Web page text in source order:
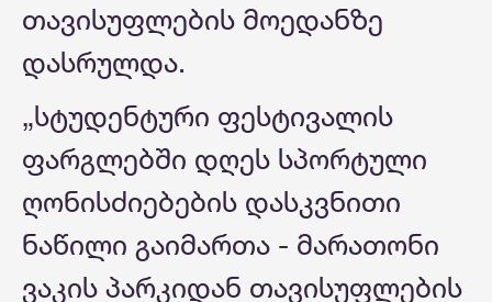
თავისუფლების მოედანზე
დასრულდა.
„სტუდენტური ფესტივალის
ფარგლებში დღეს სპორტული
ღონისძიებების დასკვნითი
ნაწილი გაიმართა - მარათონი
ვაკის პარკიდან თავისუფლების